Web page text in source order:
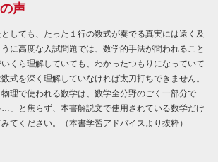
声
しても、たった１行の数式が奏でる真実には遠く及
に高度な入試問題では、数学的手法が問われること
くら理解していても、わかったつもりになっていて
式を深く理解していなければ太刀打ちできません。
理で使われる数学は、数学全分野のごく一部分で
」と焦らず、本書解説文で使用されている数学だけ
てください。（本書学習アドバイスより抜粋）